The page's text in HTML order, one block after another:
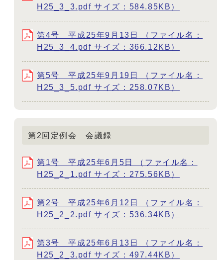
H25_3_3.pdf サイズ：584.85KB）
第4号 平成25年9月13日 （ファイル名：
H25_3_4.pdf サイズ：366.12KB）
第5号 平成25年9月19日 （ファイル名：
H25_3_5.pdf サイズ：258.07KB）
第2回定例会 会議録
第1号 平成25年6月5日 （ファイル名：
H25_2_1.pdf サイズ：275.56KB）
第2号 平成25年6月12日 （ファイル名：
H25_2_2.pdf サイズ：536.34KB）
第3号 平成25年6月13日 （ファイル名：
H25_2_3.pdf サイズ：497.44KB）